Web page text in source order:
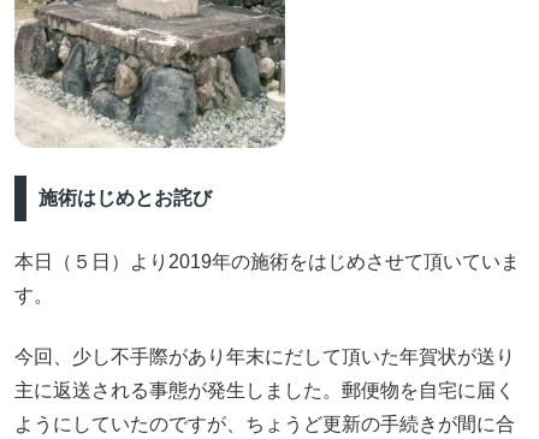
施術はじめとお詫び
本日（５日）より2019年の施術をはじめさせて頂いていま
す。
今回、少し不手際があり年末にだして頂いた年賀状が送り
主に返送される事態が発生しました。郵便物を自宅に届く
ようにしていたのですが、ちょうど更新の手続きが間に合